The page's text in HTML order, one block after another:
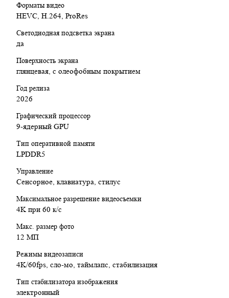
Форматы видео
HEVC, H.264, ProRes
Светодиодная подсветка экрана
да
Поверхность экрана
глянцевая, с олеофобным покрытием
Год релиза
2026
Графический процессор
9-ядерный GPU
Тип оперативной памяти
LPDDR5
Управление
Сенсорное, клавиатура, стилус
Максимальное разрешение видеосъемки
4K при 60 к/с
Макс. размер фото
12 МП
Режимы видеозаписи
4K/60fps, сло-мо, таймлапс, стабилизация
Тип стабилизатора изображения
электронный